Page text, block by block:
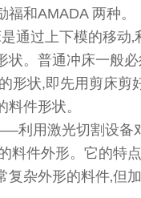
和AMADA 两种。
过上下模的移动‚
状。普通冲床一般
形状,即先用剪床剪
件形状。
用激光切割设备
料件外形。它的特
复杂外形的料件‚但